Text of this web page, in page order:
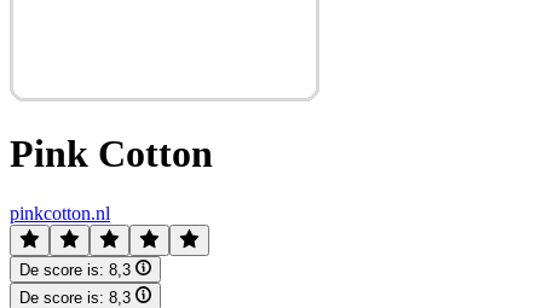
Pink Cotton
pinkcotton.nl
De score is: 8,3
De score is: 8,3